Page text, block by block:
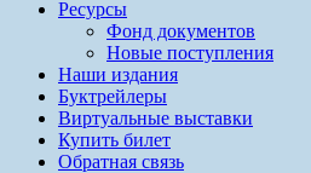
Ресурсы
Фонд документов
Новые поступления
Наши издания
Буктрейлеры
Виртуальные выставки
Купить билет
Обратная связь